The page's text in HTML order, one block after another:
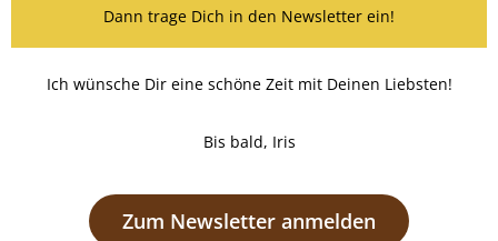
Dann trage Dich in den Newsletter ein!
Ich wünsche Dir eine schöne Zeit mit Deinen Liebsten!
Bis bald, Iris
Zum Newsletter anmelden